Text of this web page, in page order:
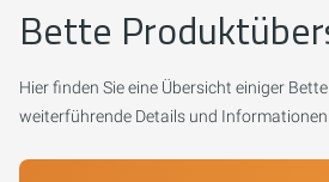
Bette
Hier finden Sie eine Übersicht einiger
weiterführende Details und Informationen.